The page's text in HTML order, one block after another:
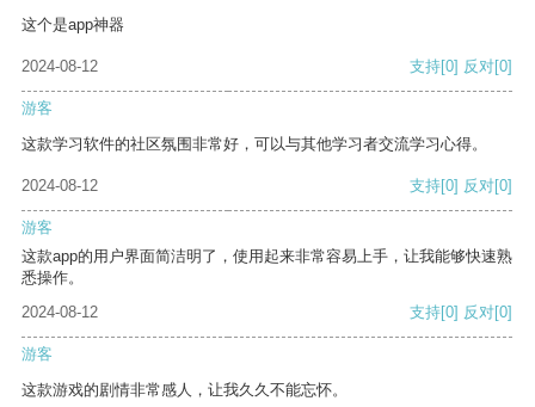
这个是app神器
2024-08-12 支持[0] 反对[0]
游客
这款学习软件的社区氛围非常好，可以与其他学习者交流学习心得。
2024-08-12 支持[0] 反对[0]
游客
这款app的用户界面简洁明了，使用起来非常容易上手，让我能够快速熟
悉操作。
2024-08-12
支持[0] 反对[0]
游客
这款游戏的剧情非常感人，让我久久不能忘怀。